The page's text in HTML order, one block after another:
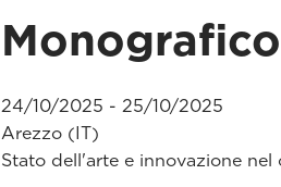
24/10/2025 - 25/10/2025
Arezzo (IT)
Stato dell'arte e innovazione